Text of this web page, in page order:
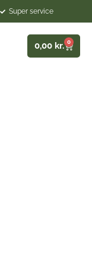
Super service
0,00 kr. 0